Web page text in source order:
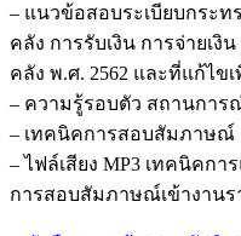
– แนวข้อสอบระเบียบกระท
คลัง การรับเงิน การจ่ายเงิ
คลัง พ.ศ. 2562 และที่แก้ไข
– ความรู้รอบตัว สถานการ
– เทคนิคการสอบสัมภาษณ์
– ไฟล์เสียง MP3 เทคนิคก
การสอบสัมภาษณ์เข้างานร